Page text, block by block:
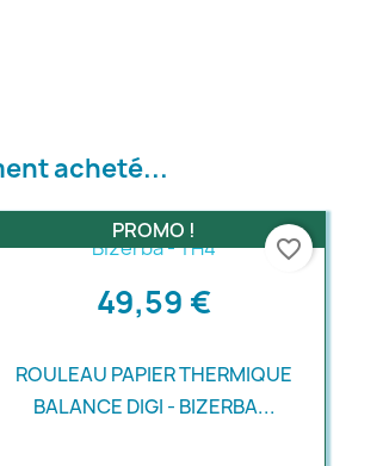
acheté...
PROMO !
49,59 €
ROULEAU PAPIER THERMIQUE
BALANCE DIGI - BIZERBA...
favorite_border